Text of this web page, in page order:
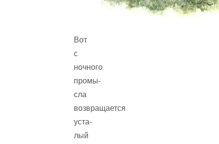
Вот
с
ночного
промы­
сла
возвращается
уста­
лый